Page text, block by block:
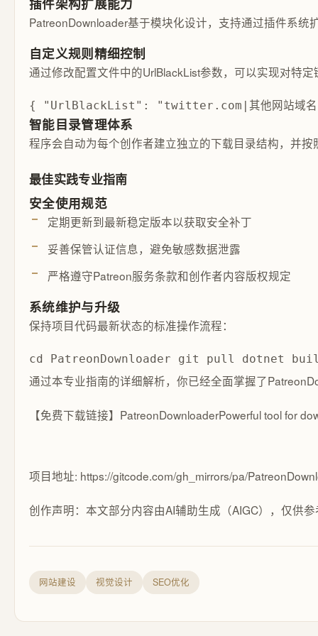
PatreonDownloader基于模块化设计，支持通过插件系
自定义规则精细控制
通过修改配置文件中的UrlBlackList参数，可以实现对特
{ "UrlBlackList": "twitter.com|其他网站域
智能目录管理体系
程序会自动为每个创作者建立独立的下载目录结构，并
最佳实践专业指南
安全使用规范
定期更新到最新稳定版本以获取安全补丁
妥善保管认证信息，避免敏感数据泄露
严格遵守Patreon服务条款和创作者内容版权规定
系统维护与升级
保持项目代码最新状态的标准操作流程：
cd PatreonDownloader git pull dotnet
通过本专业指南的详细解析，你已经全面掌握了
【免费下载链接】PatreonDownloaderPowerful tool for
项目地址: https://gitcode.com/gh_mirrors/pa/
创作声明：本文部分内容由AI辅助生成（AIGC），仅供参
网站建设 视觉设计 SEO优化